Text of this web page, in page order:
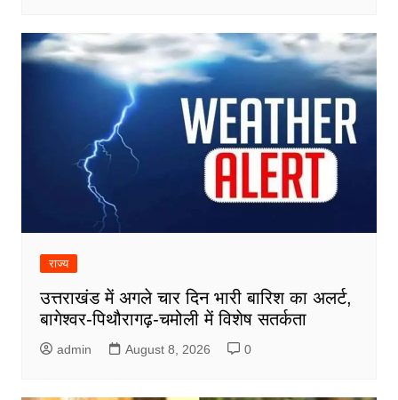
राज्य
उत्तराखंड में अगले चार दिन भारी बारिश का अलर्ट,
बागेश्वर-पिथौरागढ़-चमोली में विशेष सतर्कता
admin August 8, 2026 0